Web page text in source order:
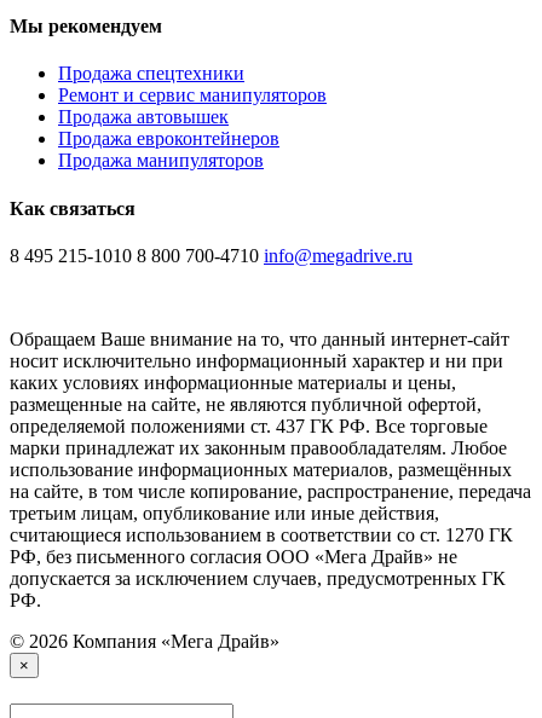
Мы рекомендуем
Продажа спецтехники
Ремонт и сервис манипуляторов
Продажа автовышек
Продажа евроконтейнеров
Продажа манипуляторов
Как связаться
8 495 215-1010 8 800 700-4710 info@megadrive.ru
Обращаем Ваше внимание на то, что данный интернет-сайт
носит исключительно информационный характер и ни при
каких условиях информационные материалы и цены,
размещенные на сайте, не являются публичной офертой,
определяемой положениями ст. 437 ГК РФ. Все торговые
марки принадлежат их законным правообладателям. Любое
использование информационных материалов, размещённых
на сайте, в том числе копирование, распространение, передача
третьим лицам, опубликование или иные действия,
считающиеся использованием в соответствии со ст. 1270 ГК
РФ, без письменного согласия ООО «Мега Драйв» не
допускается за исключением случаев, предусмотренных ГК
РФ.
© 2026 Компания «Мега Драйв»
×